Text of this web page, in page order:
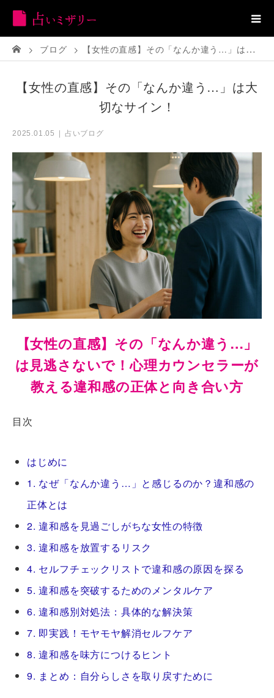
ブログ 【女性の直感】その「なんか違う…」は大切なサイン！
【女性の直感】その「なんか違う…」は大
切なサイン！
2025.01.05 占いブログ
【女性の直感】その「なんか違う…」
は見逃さないで！心理カウンセラーが
教える違和感の正体と向き合い方
目次
はじめに
1. なぜ「なんか違う…」と感じるのか？違和感の
正体とは
2. 違和感を見過ごしがちな女性の特徴
3. 違和感を放置するリスク
4. セルフチェックリストで違和感の原因を探る
5. 違和感を突破するためのメンタルケア
6. 違和感別対処法：具体的な解決策
7. 即実践！モヤモヤ解消セルフケア
8. 違和感を味方につけるヒント
9. まとめ：自分らしさを取り戻すために